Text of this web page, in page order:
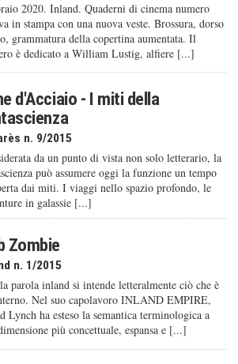
2020. Inland. Quaderni di cinema numero
in stampa con una nuova veste. Brossura, dorso
grammatura della copertina aumentata. Il
è dedicato a William Lustig, alfiere [...]
d'Acciaio - I miti della
n. 9/2015
da un punto di vista non solo letterario, la
può assumere oggi la funzione un tempo
dai miti. I viaggi nello spazio profondo, le
in galassie [...]
Zombie
n. 1/2015
parola inland si intende letteralmente ciò che è
Nel suo capolavoro INLAND EMPIRE,
Lynch ha esteso la semantica terminologica a
più concettuale, espansa e [...]